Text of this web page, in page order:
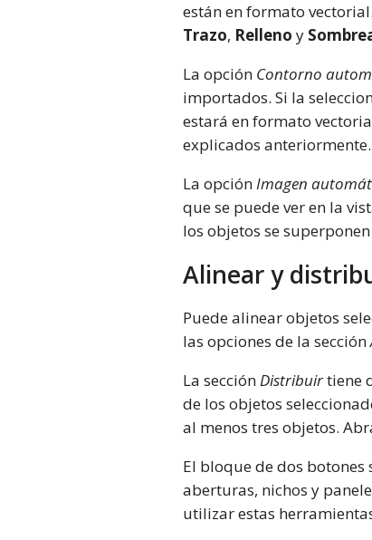
están en formato
Trazo, Relleno y
La opción Contorno
importados. Si la
estará en formato
explicados anteriormente.
La opciónImagen
que se puede ver en la
los objetos se
Alinear y
Puede alinear objetos
las opciones de la sección
La secciónDistribuirtiene
de los objetos
al menos tres objetos.
El bloque de dos
aberturas, nichos y
utilizar estas